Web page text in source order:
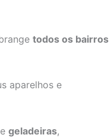
todos os bairros
aparelhos e
geladeiras,